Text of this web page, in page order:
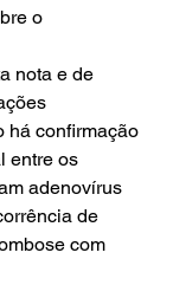
o
nota e de
há confirmação
entre os
adenovírus
de
com